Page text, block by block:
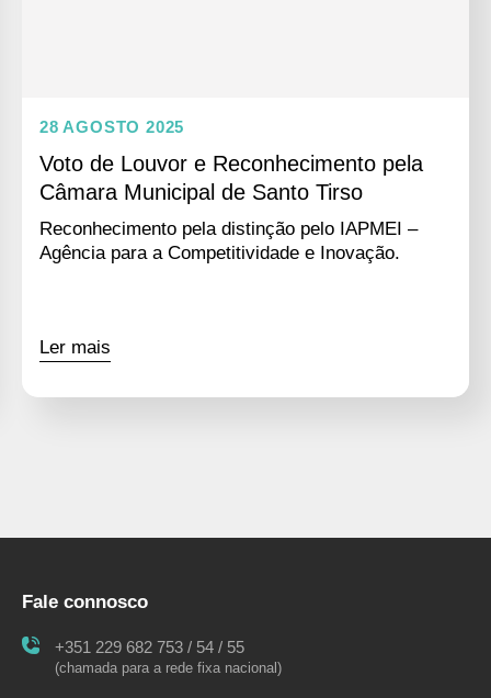
28 AGOSTO 2025
Voto de Louvor e Reconhecimento pela
Câmara Municipal de Santo Tirso
Reconhecimento pela distinção pelo IAPMEI –
Agência para a Competitividade e Inovação.
Ler mais
Fale connosco
+351 229 682 753 / 54 / 55
(chamada para a rede fixa nacional)